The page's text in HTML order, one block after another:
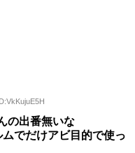
の出番無いな
でだけアビ目的で使っ